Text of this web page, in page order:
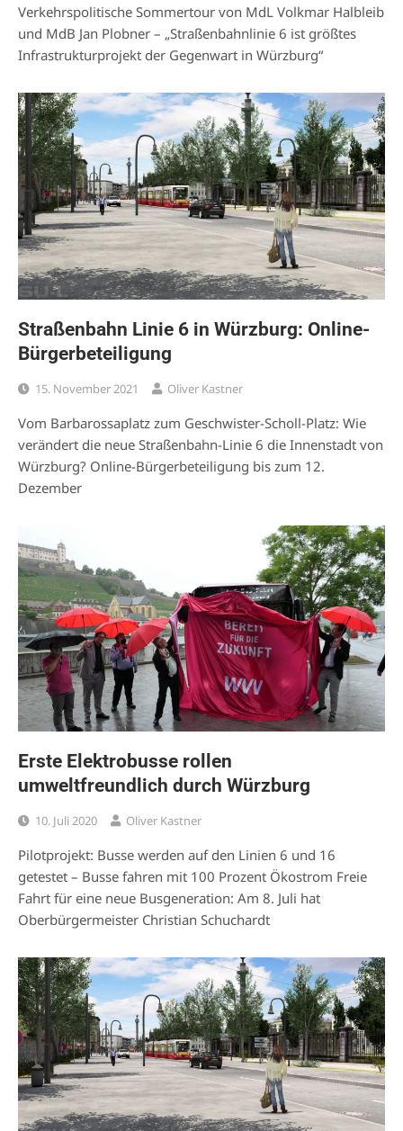
Verkehrspolitische Sommertour von MdL Volkmar Halbleib
und MdB Jan Plobner – „Straßenbahnlinie 6 ist größtes
Infrastrukturprojekt der Gegenwart in Würzburg“
Straßenbahn Linie 6 in Würzburg: Online-
Bürgerbeteiligung
15. November 2021 Oliver Kastner
Vom Barbarossaplatz zum Geschwister-Scholl-Platz: Wie
verändert die neue Straßenbahn-Linie 6 die Innenstadt von
Würzburg? Online-Bürgerbeteiligung bis zum 12.
Dezember
Erste Elektrobusse rollen
umweltfreundlich durch Würzburg
10. Juli 2020 Oliver Kastner
Pilotprojekt: Busse werden auf den Linien 6 und 16
getestet – Busse fahren mit 100 Prozent Ökostrom Freie
Fahrt für eine neue Busgeneration: Am 8. Juli hat
Oberbürgermeister Christian Schuchardt